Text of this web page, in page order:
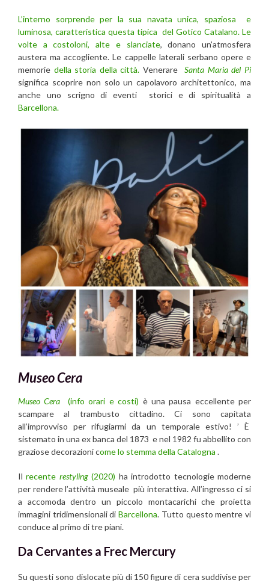
L’interno sorprende per la sua navata unica, spaziosa e
luminosa, caratteristica questa tipica del Gotico Catalano. Le
volte a costoloni, alte e slanciate, donano un’atmosfera
austera ma accogliente. Le cappelle laterali serbano opere e
memorie della storia della città.VenerareSanta Maria del Pi
significa scoprire non solo un capolavoro architettonico, ma
anche uno scrigno di eventi storici e di spiritualità a
Barcellona.
Museo Cera
Museo Cera (info orari e costi) è una pausa eccellente per
scampare al trambusto cittadino. Ci sono capitata
all’improvviso per rifugiarmi da un temporale estivo! ’ È
sistemato in una ex banca del 1873 e nel 1982 fu abbellito con
graziose decorazioni come lo stemma della Catalogna .
Ilrecente restyling(2020) ha introdotto tecnologie moderne
per rendere l’attività museale più interattiva. All’ingresso ci si
a accomoda dentro un piccolo montacarichi che proietta
immagini tridimensionali diBarcellona. Tutto questo mentre vi
conduce al primo di tre piani.
Da Cervantes a Frec Mercury
Su questi sono dislocate più di 150 figure di cera suddivise per